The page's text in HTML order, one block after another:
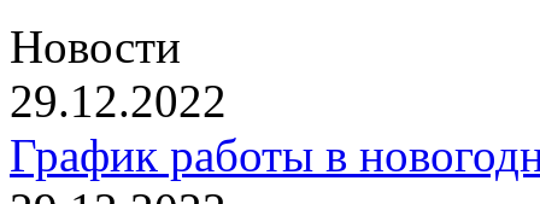
Новости
29.12.2022
График работы в